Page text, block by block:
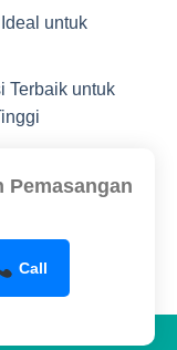
untuk
Terbaik untuk
Pemasangan
Call